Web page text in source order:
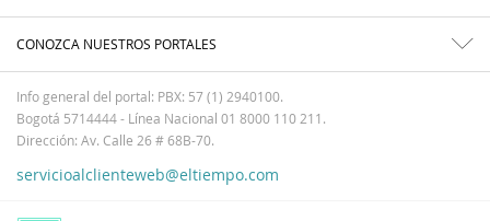
CONOZCA NUESTROS PORTALES
Info general del portal: PBX: 57 (1) 2940100.
Bogotá 5714444 - Línea Nacional 01 8000 110 211.
Dirección: Av. Calle 26 # 68B-70.
servicioalclienteweb@eltiempo.com